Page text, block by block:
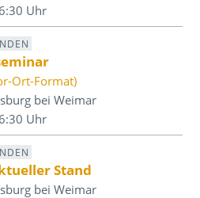
Uhr
Ort-Format)
bei Weimar
Uhr
Stand
bei Weimar